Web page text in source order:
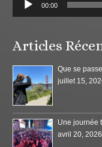
00:00
Articles
Que se
juillet 15,
Une journée
avril 20, 2026